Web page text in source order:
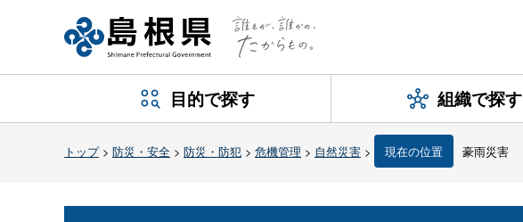
目的で探す 組織で探す
トップ> 防災・安全 > 防災・防犯 > 危機管理 > 自然災害 > 現在の位置 豪雨災害